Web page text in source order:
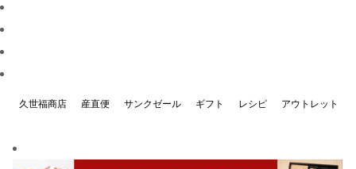
久世福商店 産直便 サンクゼール ギフト レシピ アウトレット